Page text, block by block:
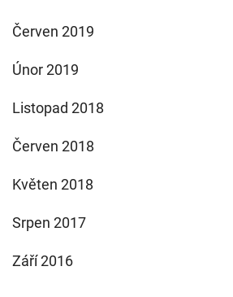
Červen 2019
Únor 2019
Listopad 2018
Červen 2018
Květen 2018
Srpen 2017
Září 2016